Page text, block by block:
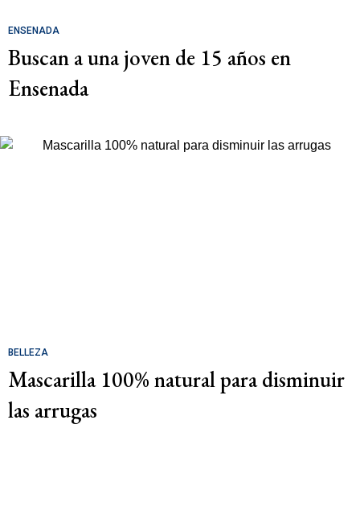
ENSENADA
Buscan a una joven de 15 años en
Ensenada
BELLEZA
Mascarilla 100% natural para disminuir
las arrugas